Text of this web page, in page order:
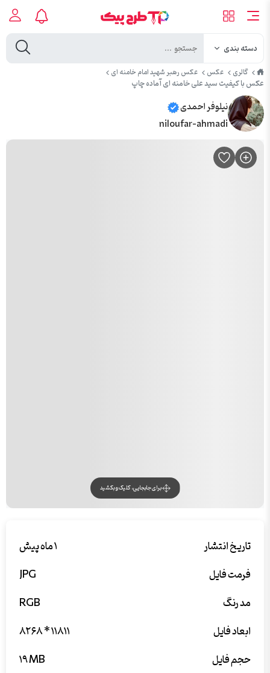
دسته بندی
طرح
پیک
گالری عکس عکس رهبر شهید امام خامنه ای
عکس با کیفیت سید علی خامنه ای آماده چاپ
نیلوفر احمدی
niloufar-ahmadi
برای جابجایی، کلیک و بکشید
تاریخ انتشار
۱ ماه پیش
فرمت فایل
JPG
مد رنگ
RGB
ابعاد فایل
۸۲۶۸ * ۱۱۸۱۱
حجم فایل
۱۹ MB